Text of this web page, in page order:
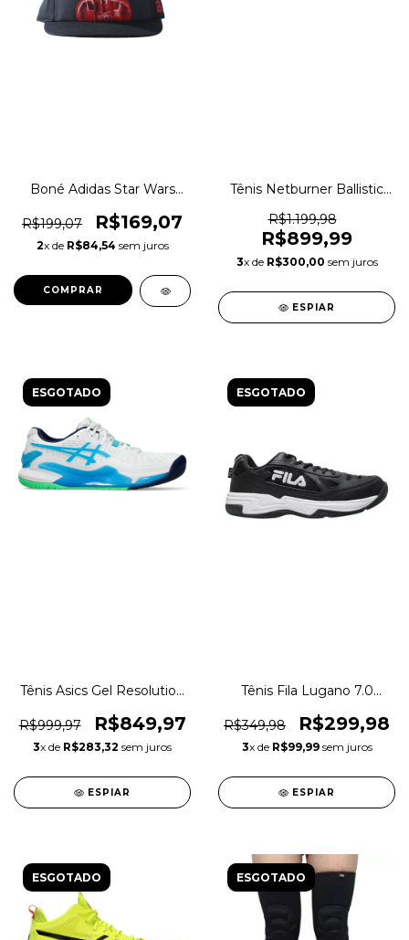
Boné Adidas Star Wars
Original 1magnus
R$199,07 R$169,07
2x de R$84,54 sem juros
COMPRAR
Tênis Netburner Ballistic
Original 1magnus
R$1.199,98
R$899,99
3x de R$300,00 sem juros
ESPIAR
ESGOTADO
Tênis Asics Gel Resolution
1magnus
R$999,97 R$849,97
3x de R$283,32 sem juros
ESPIAR
ESGOTADO
Tênis Fila Lugano 7.0
1magnus
R$349,98 R$299,98
3x de R$99,99sem juros
ESPIAR
ESGOTADO ESGOTADO